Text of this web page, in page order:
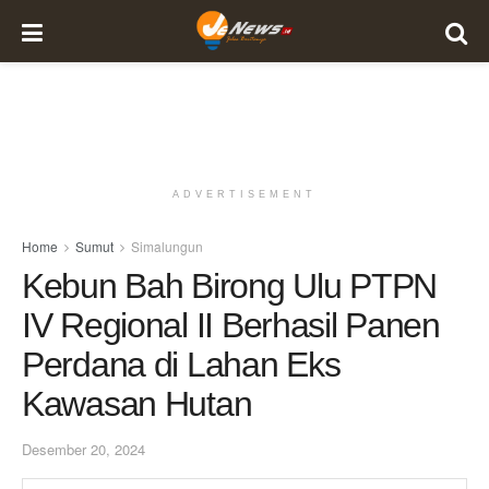
ADVERTISEMENT
Home Sumut Simalungun
Kebun Bah Birong Ulu PTPN
IV Regional II Berhasil Panen
Perdana di Lahan Eks
Kawasan Hutan
Desember 20, 2024